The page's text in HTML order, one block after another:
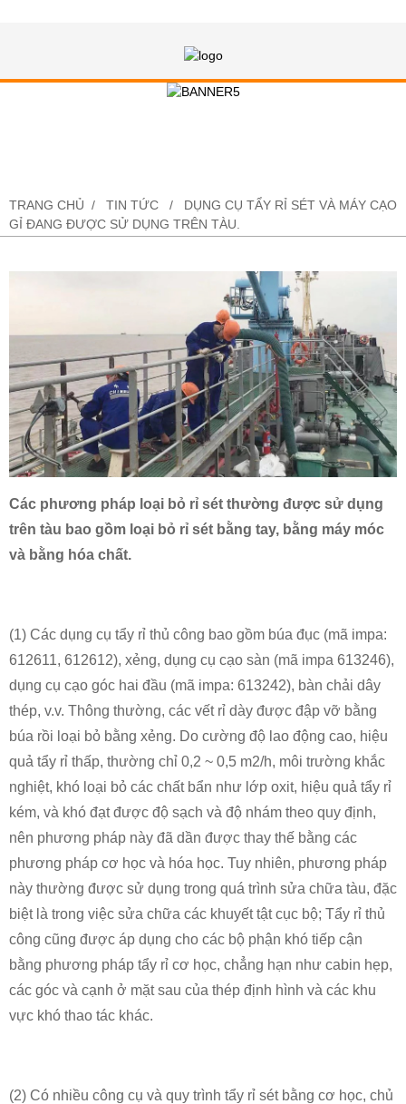
TRANG CHỦ TIN TỨC
DỤNG CỤ TẨY RỈ SÉT VÀ MÁY CẠO
GỈ ĐANG ĐƯỢC SỬ DỤNG TRÊN TÀU.
Các phương pháp loại bỏ rỉ sét thường được sử dụng
trên tàu bao gồm loại bỏ rỉ sét bằng tay, bằng máy móc
và bằng hóa chất.
(1) Các dụng cụ tẩy rỉ thủ công bao gồm búa đục (mã impa:
612611, 612612), xẻng, dụng cụ cạo sàn (mã impa 613246),
dụng cụ cạo góc hai đầu (mã impa: 613242), bàn chải dây
thép, v.v. Thông thường, các vết rỉ dày được đập vỡ bằng
búa rồi loại bỏ bằng xẻng. Do cường độ lao động cao, hiệu
quả tẩy rỉ thấp, thường chỉ 0,2 ~ 0,5 m2/h, môi trường khắc
nghiệt, khó loại bỏ các chất bẩn như lớp oxit, hiệu quả tẩy rỉ
kém, và khó đạt được độ sạch và độ nhám theo quy định,
nên phương pháp này đã dần được thay thế bằng các
phương pháp cơ học và hóa học. Tuy nhiên, phương pháp
này thường được sử dụng trong quá trình sửa chữa tàu, đặc
biệt là trong việc sửa chữa các khuyết tật cục bộ; Tẩy rỉ thủ
công cũng được áp dụng cho các bộ phận khó tiếp cận
bằng phương pháp tẩy rỉ cơ học, chẳng hạn như cabin hẹp,
các góc và cạnh ở mặt sau của thép định hình và các khu
vực khó thao tác khác.
(2) Có nhiều công cụ và quy trình tẩy rỉ sét bằng cơ học, chủ